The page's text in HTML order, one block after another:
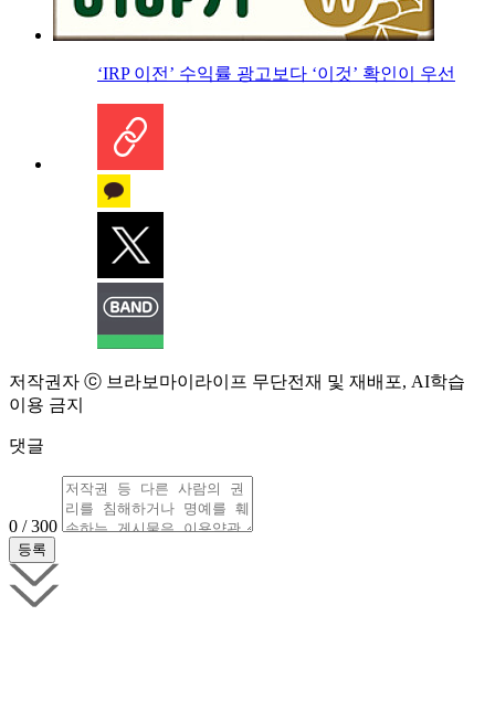
‘IRP 이전’ 수익률 광고보다 ‘이것’ 확인이 우선
저작권자 ⓒ 브라보마이라이프 무단전재 및 재배포, AI학습
이용 금지
댓글
0 / 300